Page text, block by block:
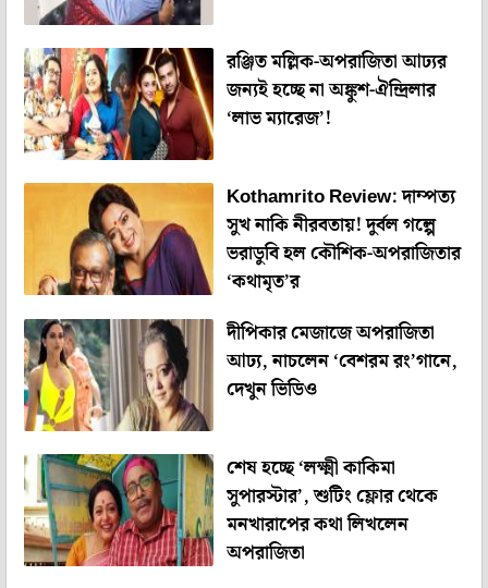
রঞ্জিত মল্লিক-অপরাজিতা আঢ্যর
জন্যই হচ্ছে না অঙ্কুশ-ঐন্দ্রিলার
‘লাভ ম্যারেজ’!
Kothamrito Review: দাম্পত্য
সুখ নাকি নীরবতায়! দুর্বল গল্পে
ভরাডুবি হল কৌশিক-অপরাজিতার
‘কথামৃত’র
দীপিকার মেজাজে অপরাজিতা
আঢ্য, নাচলেন ‘বেশরম রং’গানে,
দেখুন ভিডিও
শেষ হচ্ছে ‘লক্ষ্মী কাকিমা
সুপারস্টার’, শুটিং ফ্লোর থেকে
মনখারাপের কথা লিখলেন
অপরাজিতা